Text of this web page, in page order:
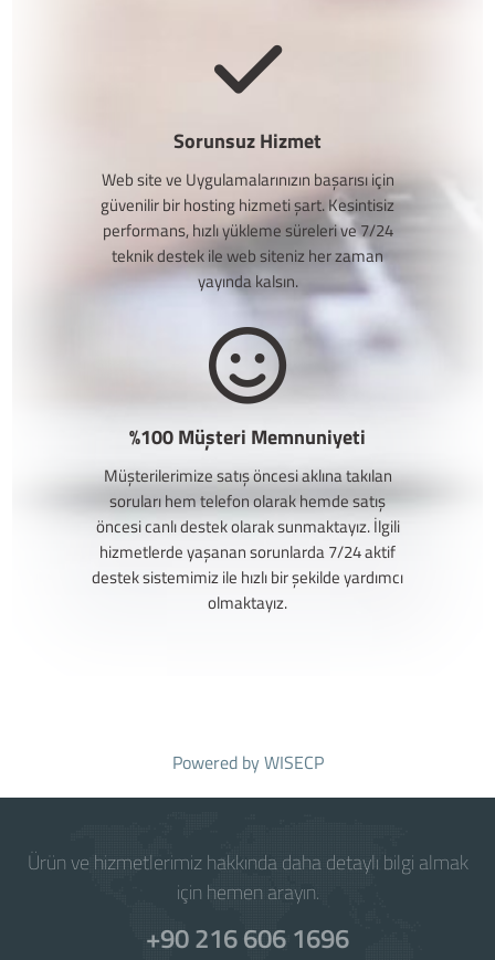
Sorunsuz Hizmet
Web site ve Uygulamalarınızın başarısı için
güvenilir bir hosting hizmeti şart. Kesintisiz
performans, hızlı yükleme süreleri ve 7/24
teknik destek ile web siteniz her zaman
yayında kalsın.
%100 Müşteri Memnuniyeti
Müşterilerimize satış öncesi aklına takılan
soruları hem telefon olarak hemde satış
öncesi canlı destek olarak sunmaktayız. İlgili
hizmetlerde yaşanan sorunlarda 7/24 aktif
destek sistemimiz ile hızlı bir şekilde yardımcı
olmaktayız.
Powered byWISECP
Ürün ve hizmetlerimiz hakkında daha detaylı bilgi almak
için hemen arayın.
+90 216 606 1696